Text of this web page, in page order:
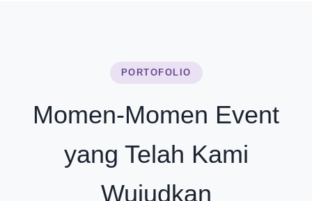
PORTOFOLIO
Momen-Momen Event
yang Telah Kami
Wujudkan